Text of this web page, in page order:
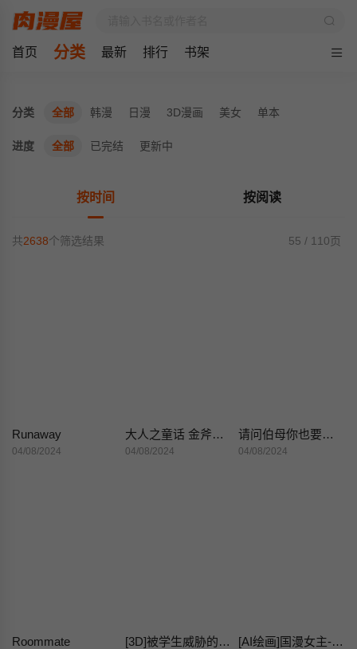
首页 分类 最新 排行 书架
分类 全部 韩漫 日漫 3D漫画 美女 单本
进度 全部 已完结 更新中
按时间 按阅读
55 / 110页
共2638个筛选结果
Runaway
04/08/2024
大人之童话 金斧头银斧头
04/08/2024
请问伯母你也要跟我的大鸡鸡做爱吗？
04/08/2024
Roommate [3D]被学生威胁的丝袜老师李若雪 [AI绘画]国漫女主-阿七.蔷薇.高瑶.小舞.云曦.应天王后.美杜莎